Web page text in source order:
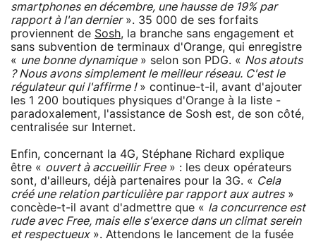
smartphones en décembre, une hausse de 19% par
rapport à l'an dernier». 35 000 de ses forfaits
proviennent de Sosh, la branche sans engagement et
sans subvention de terminaux d'Orange, qui enregistre
« une bonne dynamique» selon son PDG. « Nos atouts
? Nous avons simplement le meilleur réseau. C'est le
régulateur qui l'affirme !» continue-t-il, avant d'ajouter
les 1 200 boutiques physiques d'Orange à la liste -
paradoxalement, l'assistance de Sosh est, de son côté,
centralisée sur Internet.
Enfin, concernant la 4G, Stéphane Richard explique
être « ouvert à accueillir Free» : les deux opérateurs
sont, d'ailleurs, déjà partenaires pour la 3G. « Cela
créé une relation particulière par rapport aux autres»
concède-t-il avant d'admettre que « la concurrence est
rude avec Free, mais elle s'exerce dans un climat serein
et respectueux». Attendons le lancement de la fusée